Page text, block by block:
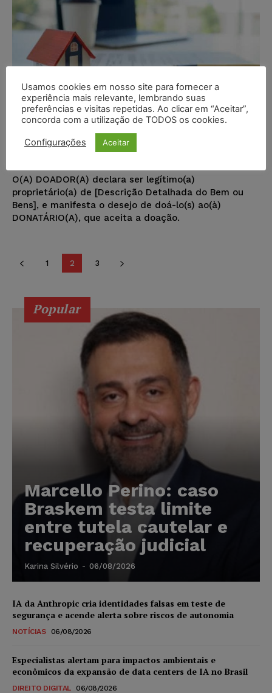
Modelo – Termo de Doação
O(A) DOADOR(A) declara ser legítimo(a)
proprietário(a) de [Descrição Detalhada do Bem ou
Bens], e manifesta o desejo de doá-lo(s) ao(à)
DONATÁRIO(A), que aceita a doação.
1 2 3
Popular
Marcello Perino: caso
Braskem testa limite
entre tutela cautelar e
recuperação judicial
Karina Silvério - 06/08/2026
IA da Anthropic cria identidades falsas em teste de
segurança e acende alerta sobre riscos de autonomia
NOTÍCIAS 06/08/2026
Especialistas alertam para impactos ambientais e
econômicos da expansão de data centers de IA no Brasil
DIREITO DIGITAL 06/08/2026
Usamos cookies em nosso site para fornecer a
experiência mais relevante, lembrando suas
preferências e visitas repetidas. Ao clicar em “Aceitar”,
concorda com a utilização de TODOS os cookies.
Configurações Aceitar